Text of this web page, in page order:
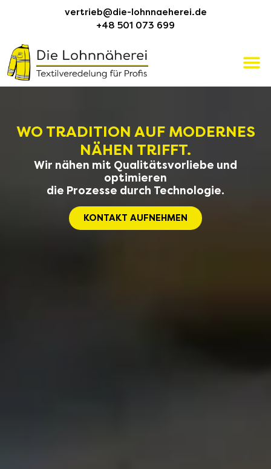
vertrieb@die-lohnnaeherei.de
+48 501 073 699
WO TRADITION AUF MODERNES
NÄHEN TRIFFT.
Wir nähen mit Qualitätsvorliebe und
optimieren
die Prozesse durch Technologie.
KONTAKT AUFNEHMEN